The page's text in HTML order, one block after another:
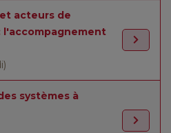
acteurs de
systèmes à